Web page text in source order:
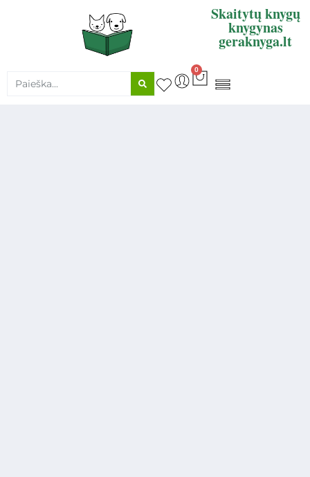
Skaitytų knygų
knygynas
geraknyga.lt
0